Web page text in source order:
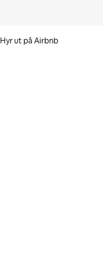
Hyr ut på Airbnb